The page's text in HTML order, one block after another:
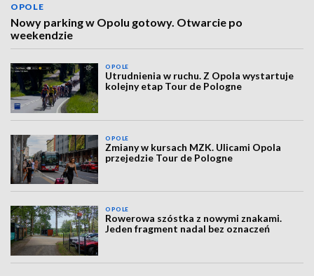
OPOLE
Nowy parking w Opolu gotowy. Otwarcie po
weekendzie
OPOLE
Utrudnienia w ruchu. Z Opola wystartuje
kolejny etap Tour de Pologne
OPOLE
Zmiany w kursach MZK. Ulicami Opola
przejedzie Tour de Pologne
OPOLE
Rowerowa szóstka z nowymi znakami.
Jeden fragment nadal bez oznaczeń